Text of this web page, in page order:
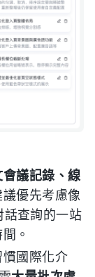
會議記錄、線
議優先考慮像
話查詢的一站
。
慣國際化介